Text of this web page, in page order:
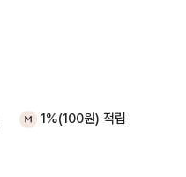
1%(100원) 적립